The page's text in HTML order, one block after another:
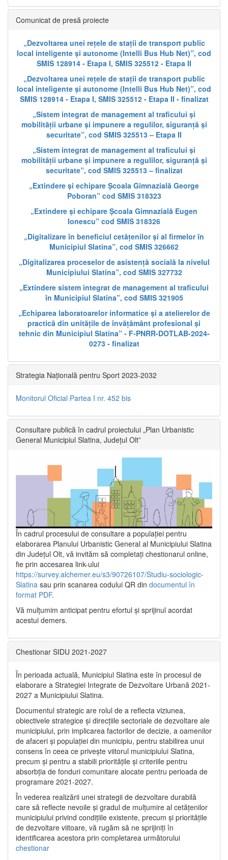
Comunicat de presă proiecte
„Dezvoltarea unei rețele de stații de transport public
local inteligente și autonome (Intelli Bus Hub Net)”, cod
SMIS 128914 - Etapa I, SMIS 325512 - Etapa II
„Dezvoltarea unei rețele de stații de transport public
local inteligente și autonome (Intelli Bus Hub Net)”, cod
SMIS 128914 - Etapa I, SMIS 325512 - Etapa II - finalizat
„Sistem integrat de management al traficului și
mobilității urbane și impunere a regulilor, siguranță și
securitate”, cod SMIS 325513 – Etapa II
„Sistem integrat de management al traficului și
mobilității urbane și impunere a regulilor, siguranță și
securitate”, cod SMIS 325513 – finalizat
„Extindere și echipare Școala Gimnazială George
Poboran” cod SMIS 318323
„Extindere și echipare Școala Gimnazială Eugen
Ionescu” cod SMIS 318326
„Digitalizare în beneficiul cetățenilor și al firmelor în
Municipiul Slatina”, cod SMIS 326662
„Digitalizarea proceselor de asistență socială la nivelul
Municipiului Slatina”, cod SMIS 327732
„Extindere sistem integrat de management al traficului
în Municipiul Slatina”, cod SMIS 321905
„Echiparea laboratoarelor informatice și a atelierelor de
practică din unitățile de învățământ profesional și
tehnic din Municipiul Slatina” - F-PNRR-DOTLAB-2024-
0273 - finalizat
Strategia Națională pentru Sport 2023-2032
Monitorul Oficial Partea I nr. 452 bis
Consultare publică în cadrul proiectului „Plan Urbanistic
General Municipiul Slatina, Județul Olt”
În cadrul procesului de consultare a populaţiei pentru
elaborarea Planului Urbanistic General al Municipiului Slatina
din Județul Olt, vă invităm să completați chestionarul online,
fie prin accesarea link-ului
https://survey.alchemer.eu/s3/90726107/Studiu-sociologic-
Slatina sau prin scanarea codului QR din documentul în
format PDF.
Vă mulţumim anticipat pentru efortul şi sprijinul acordat
acestui demers.
Chestionar SIDU 2021-2027
În perioada actuală, Municipiul Slatina este în procesul de
elaborare a Strategiei Integrate de Dezvoltare Urbană 2021‐
2027 a Municipiului Slatina.
Documentul strategic are rolul de a reflecta viziunea,
obiectivele strategice și direcțiile sectoriale de dezvoltare ale
municipiului, prin implicarea factorilor de decizie, a oamenilor
de afaceri și populației din municipiu, pentru stabilirea unui
consens în ceea ce privește viitorul municipiului Slatina,
precum și pentru a stabili prioritățile și criteriile pentru
absorbția de fonduri comunitare alocate pentru perioada de
programare 2021-2027.
În vederea realizării unei strategii de dezvoltare durabilă
care să reflecte nevoile și gradul de mulțumire al cetățenilor
municipiului privind condițiile existente, precum și prioritățile
de dezvoltare viitoare, vă rugăm să ne sprijiniți în
identificarea acestora prin completarea următorului
chestionar